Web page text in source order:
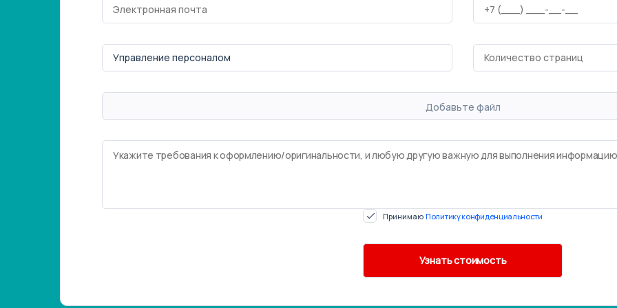
Добавьте файл
Принимаю Политику конфиденциальности